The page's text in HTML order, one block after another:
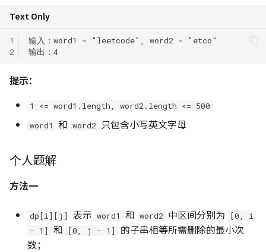
Python 笔记 | 异常处理
Python 笔记 | 常用库推荐
C++ 笔记｜类的应用实例
C++ 期末考试复习
点
513. 找树左下角的值
538. 把二叉搜索树转换为累
加树
669. 修剪二叉搜索树
Text Only
1
2
提示：
1 <= word1.length, word2.length <= 500
word1
和 word2 只包含小写英文字母
个人题解
方法一
dp[i][j] 表示 word1 和 word2 中区间分别为
[0, i
- 1]
和 [0, j - 1]
的子串相等所需删除的最小次
数；